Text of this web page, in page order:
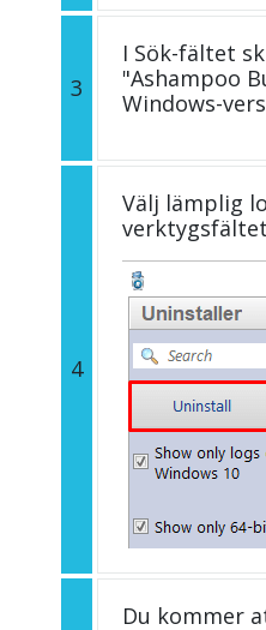
3
I Sök-fältet
"Ashampoo
Windows-
4
Välj lämplig
verktygsfältet
Du kommer